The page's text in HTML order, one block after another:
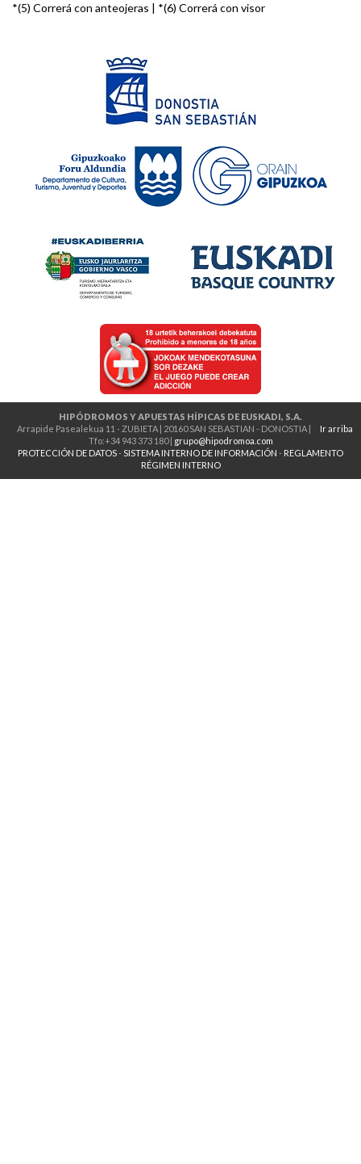
*(5) Correrá con anteojeras | *(6) Correrá con visor
HIPÓDROMOS Y APUESTAS HÍPICAS DE EUSKADI, S.A.
Ir arriba
Arrapide Pasealekua 11 - ZUBIETA | 20160 SAN SEBASTIAN - DONOSTIA |
Tfo:+34 943 373 180 | grupo@hipodromoa.com
PROTECCIÓN DE DATOS-SISTEMA INTERNO DE INFORMACIÓN - REGLAMENTO
RÉGIMEN INTERNO